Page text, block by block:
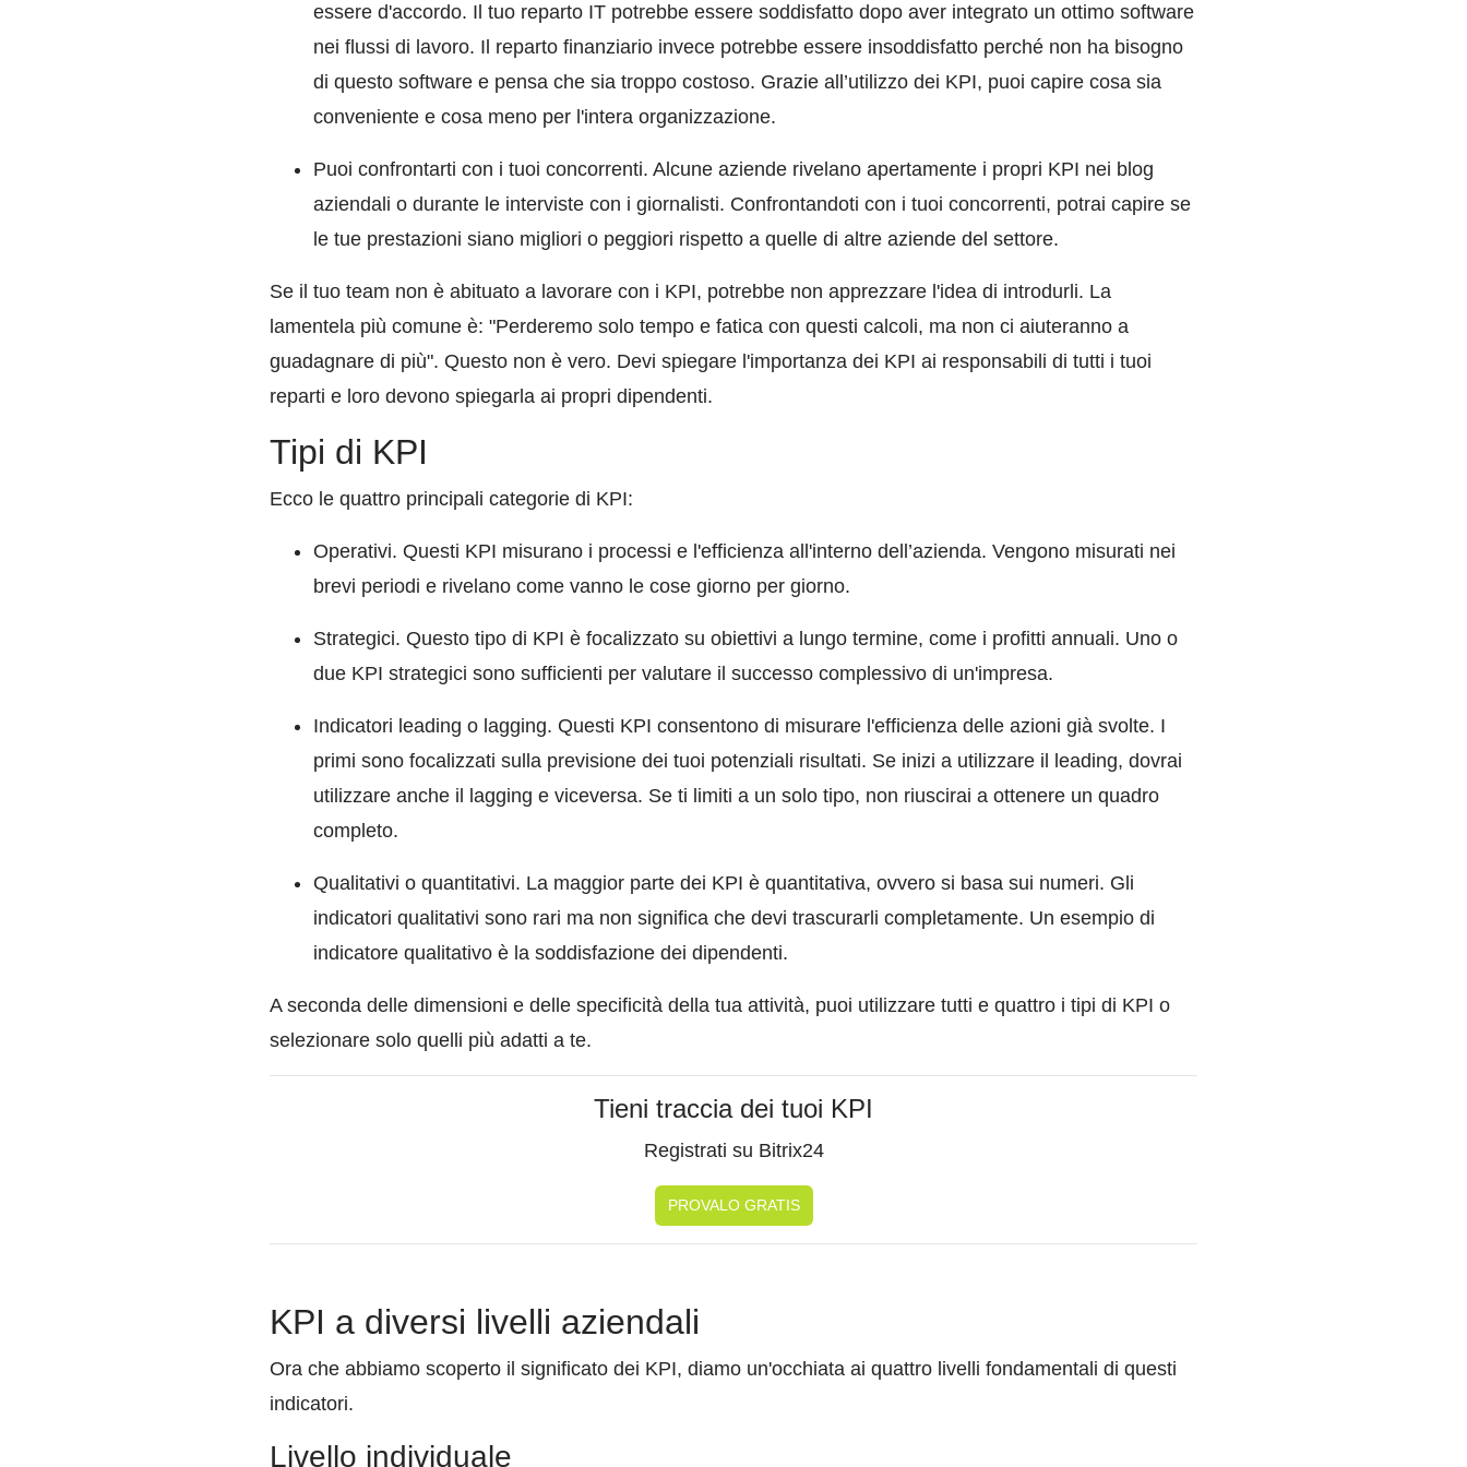
essere d'accordo. Il tuo reparto IT potrebbe essere soddisfatto dopo aver integrato un ottimo software
nei flussi di lavoro. Il reparto finanziario invece potrebbe essere insoddisfatto perché non ha bisogno
di questo software e pensa che sia troppo costoso. Grazie all’utilizzo dei KPI, puoi capire cosa sia
conveniente e cosa meno per l'intera organizzazione.
Puoi confrontarti con i tuoi concorrenti. Alcune aziende rivelano apertamente i propri KPI nei blog
aziendali o durante le interviste con i giornalisti. Confrontandoti con i tuoi concorrenti, potrai capire se
le tue prestazioni siano migliori o peggiori rispetto a quelle di altre aziende del settore.
Se il tuo team non è abituato a lavorare con i KPI, potrebbe non apprezzare l'idea di introdurli. La
lamentela più comune è: "Perderemo solo tempo e fatica con questi calcoli, ma non ci aiuteranno a
guadagnare di più". Questo non è vero. Devi spiegare l'importanza dei KPI ai responsabili di tutti i tuoi
reparti e loro devono spiegarla ai propri dipendenti.
Tipi di KPI
Ecco le quattro principali categorie di KPI:
Operativi. Questi KPI misurano i processi e l'efficienza all'interno dell’azienda. Vengono misurati nei
brevi periodi e rivelano come vanno le cose giorno per giorno.
Strategici. Questo tipo di KPI è focalizzato su obiettivi a lungo termine, come i profitti annuali. Uno o
due KPI strategici sono sufficienti per valutare il successo complessivo di un'impresa.
Indicatori leading o lagging. Questi KPI consentono di misurare l'efficienza delle azioni già svolte. I
primi sono focalizzati sulla previsione dei tuoi potenziali risultati. Se inizi a utilizzare il leading, dovrai
utilizzare anche il lagging e viceversa. Se ti limiti a un solo tipo, non riuscirai a ottenere un quadro
completo.
Qualitativi o quantitativi. La maggior parte dei KPI è quantitativa, ovvero si basa sui numeri. Gli
indicatori qualitativi sono rari ma non significa che devi trascurarli completamente. Un esempio di
indicatore qualitativo è la soddisfazione dei dipendenti.
A seconda delle dimensioni e delle specificità della tua attività, puoi utilizzare tutti e quattro i tipi di KPI o
selezionare solo quelli più adatti a te.
Tieni traccia dei tuoi KPI
Registrati su Bitrix24
PROVALO GRATIS
KPI a diversi livelli aziendali
Ora che abbiamo scoperto il significato dei KPI, diamo un'occhiata ai quattro livelli fondamentali di questi
indicatori.
Livello individuale